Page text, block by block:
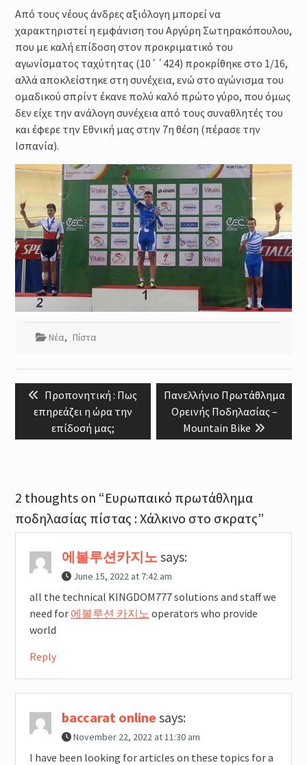
Από τους νέους άνδρες αξιόλογη μπορεί να
χαρακτηριστεί η εμφάνιση του Αργύρη Σωτηρακόπουλου,
που με καλή επίδοση στον προκριματικό του
αγωνίσματος ταχύτητας (10΄΄424) προκρίθηκε στο 1/16,
αλλά αποκλείστηκε στη συνέχεια, ενώ στο αγώνισμα του
ομαδικού σπρίντ έκανε πολύ καλό πρώτο γύρο, που όμως
δεν είχε την ανάλογη συνέχεια από τους συναθλητές του
και έφερε την Εθνική μας στην 7η θέση (πέρασε την
Ισπανία).
Νέα, Πίστα
navigation
Previous
post:
Προπονητική : Πως
επηρεάζει η ώρα την
επίδοσή μας;
Next
post:
Πανελλήνιο Πρωτάθλημα
Ορεινής Ποδηλασίας –
Mountain Bike
2 thoughts on “Ευρωπαικό πρωτάθλημα
ποδηλασίας πίστας : Χάλκινο στο σκρατς”
에볼루션카지노says:
June 15, 2022 at 7:42 am
all the technical KINGDOM777 solutions and staff we
need for 에볼루션 카지노 operators who provide
world
Reply
baccarat online says:
November 22, 2022 at 11:30 am
I have been looking for articles on these topics for a